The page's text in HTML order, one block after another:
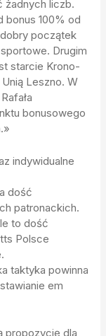
żadnych liczb.
bonus 100% od
początek
Drugim
starcie Krono-
Leszno. W
bonusowego
indywidualne
dość
patronackich.
to dość
Polsce
taktyka powinna
em
propozycję dla